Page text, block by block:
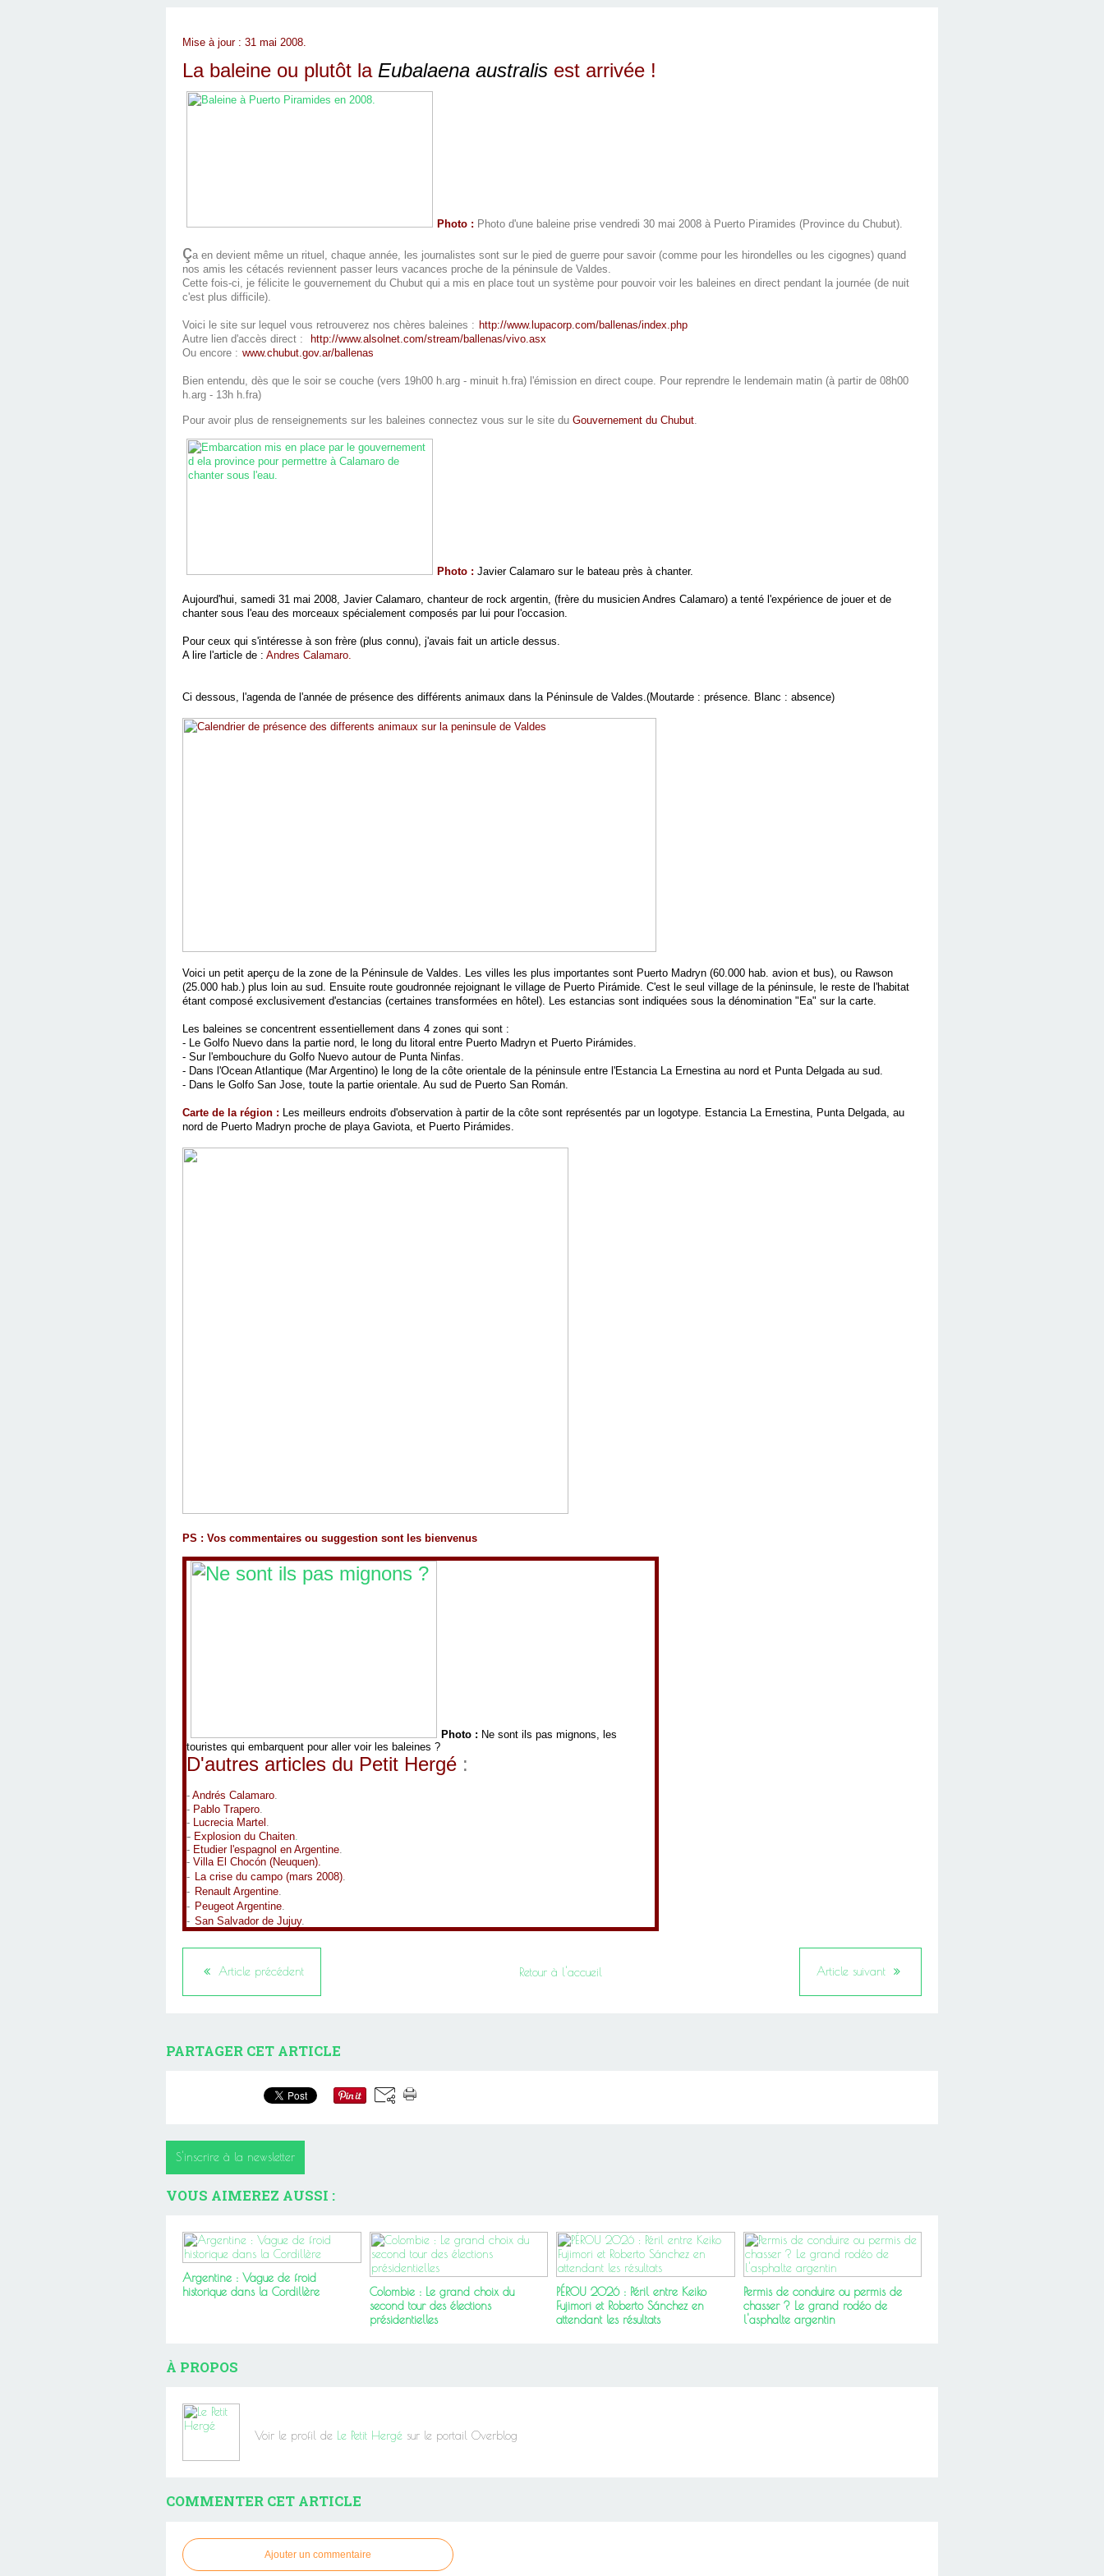
Mise à jour : 31 mai 2008.
La baleine ou plutôt la Eubalaena australis est arrivée !
Photo : Photo d'une baleine prise vendredi 30 mai 2008 à Puerto Piramides (Province du Chubut).
ça en devient même un rituel, chaque année, les journalistes sont sur le pied de guerre pour savoir (comme pour les hirondelles ou les cigognes) quand
nos amis les cétacés reviennent passer leurs vacances proche de la péninsule de Valdes.
Cette fois-ci, je félicite le gouvernement du Chubut qui a mis en place tout un système pour pouvoir voir les baleines en direct pendant la journée (de nuit
c'est plus difficile).
Voici le site sur lequel vous retrouverez nos chères baleines : http://www.lupacorp.com/ballenas/index.php
Autre lien d'accès direct :
http://www.alsolnet.com/stream/ballenas/vivo.asx
Ou encore : www.chubut.gov.ar/ballenas
Bien entendu, dès que le soir se couche (vers 19h00 h.arg - minuit h.fra) l'émission en direct coupe. Pour reprendre le lendemain matin (à partir de 08h00
h.arg - 13h h.fra)
Pour avoir plus de renseignements sur les baleines connectez vous sur le site du Gouvernement du Chubut.
Photo : Javier Calamaro sur le bateau près à chanter.
Aujourd'hui, samedi 31 mai 2008, Javier Calamaro, chanteur de rock argentin, (frère du musicien Andres Calamaro) a tenté l'expérience de jouer et de
chanter sous l'eau des morceaux spécialement composés par lui pour l'occasion.
Pour ceux qui s'intéresse à son frère (plus connu), j'avais fait un article dessus.
A lire l'article de : Andres Calamaro.
Ci dessous, l'agenda de l'année de présence des différents animaux dans la Péninsule de Valdes.(Moutarde : présence. Blanc : absence)
Voici un petit aperçu de la zone de la Péninsule de Valdes. Les villes les plus importantes sont Puerto Madryn (60.000 hab. avion et bus), ou Rawson
(25.000 hab.) plus loin au sud. Ensuite route goudronnée rejoignant le village de Puerto Pirámide. C'est le seul village de la péninsule, le reste de l'habitat
étant composé exclusivement d'estancias (certaines transformées en hôtel). Les estancias sont indiquées sous la dénomination "Ea" sur la carte.
Les baleines se concentrent essentiellement dans 4 zones qui sont :
- Le Golfo Nuevo dans la partie nord, le long du litoral entre Puerto Madryn et Puerto Pirámides.
- Sur l'embouchure du Golfo Nuevo autour de Punta Ninfas.
- Dans l'Ocean Atlantique (Mar Argentino) le long de la côte orientale de la péninsule entre l'Estancia La Ernestina au nord et Punta Delgada au sud.
- Dans le Golfo San Jose, toute la partie orientale. Au sud de Puerto San Román.
Carte de la région : Les meilleurs endroits d'observation à partir de la côte sont représentés par un logotype. Estancia La Ernestina, Punta Delgada, au
nord de Puerto Madryn proche de playa Gaviota, et Puerto Pirámides.
PS : Vos commentaires ou suggestion sont les bienvenus
Photo : Ne sont ils pas mignons, les
touristes qui embarquent pour aller voir les baleines ?
D'autres articles du Petit Hergé :
- Andrés Calamaro.
- Pablo Trapero.
- Lucrecia Martel .
- Explosion du Chaiten.
- Etudier l'espagnol en Argentine.
- Villa El Chocón (Neuquen).
- La crise du campo (mars 2008).
- Renault Argentine.
- Peugeot Argentine.
- San Salvador de Jujuy.
Article précédent Article suivant
Retour à l'accueil
PARTAGER CET ARTICLE
S'inscrire à la newsletter
VOUS AIMEREZ AUSSI :
Argentine : Vague de froid
historique dans la Cordillère
Colombie : Le grand choix du
second tour des élections
présidentielles
PÉROU 2026 : Péril entre Keiko
Fujimori et Roberto Sánchez en
attendant les résultats
Permis de conduire ou permis de
chasser ? Le grand rodéo de
l'asphalte argentin
À PROPOS
Voir le profil de Le Petit Hergé sur le portail Overblog
COMMENTER CET ARTICLE
Ajouter un commentaire